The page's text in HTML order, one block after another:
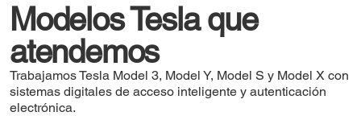
Modelos Tesla que
atendemos
Trabajamos Tesla Model 3, Model Y, Model S y Model X con
sistemas digitales de acceso inteligente y autenticación
electrónica.